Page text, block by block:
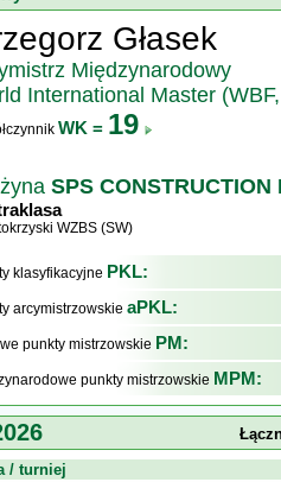
Głasek
Międzynarodowy
International Master
WK = 19
SPS CONSTRUCTION
WZBS (SW)
klasyfikacyjne PKL:
arcymistrzowskie aPKL:
punkty mistrzowskie PM:
punkty mistrzowskie MPM:
/ turniej